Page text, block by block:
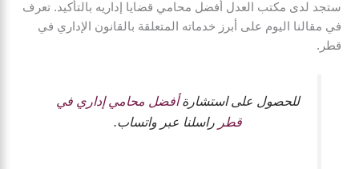
ستجد لدى مكتب العدل أفضل محامي قضايا إداريه بالتأكيد. تعرف
في مقالنا اليوم على أبرز خدماته المتعلقة بالقانون الإداري في
قطر.
للحصول على استشارةأفضل محامي إداري في
قطر راسلنا عبر واتساب.